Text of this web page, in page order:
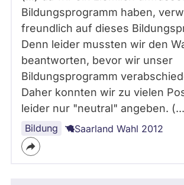
Bildungsprogramm haben,
freundlich auf dieses
Denn leider mussten wir den
beantworten, bevor wir unser
Bildungsprogramm
Daher konnten wir zu vielen
leider nur "neutral" angeben.
Bildung Saarland Wahl 2012